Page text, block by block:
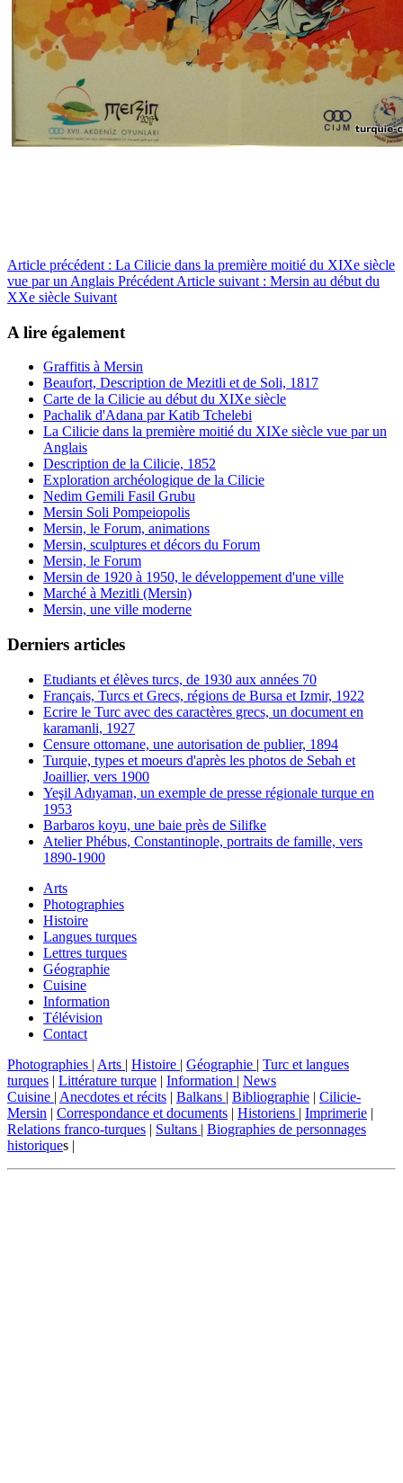
Article précédent : La Cilicie dans la première moitié du XIXe siècle
vue par un Anglais Précédent Article suivant : Mersin au début du
XXe siècle Suivant
A lire également
Graffitis à Mersin
Beaufort, Description de Mezitli et de Soli, 1817
Carte de la Cilicie au début du XIXe siècle
Pachalik d'Adana par Katib Tchelebi
La Cilicie dans la première moitié du XIXe siècle vue par un
Anglais
Description de la Cilicie, 1852
Exploration archéologique de la Cilicie
Nedim Gemili Fasil Grubu
Mersin Soli Pompeiopolis
Mersin, le Forum, animations
Mersin, sculptures et décors du Forum
Mersin, le Forum
Mersin de 1920 à 1950, le développement d'une ville
Marché à Mezitli (Mersin)
Mersin, une ville moderne
Derniers articles
Etudiants et élèves turcs, de 1930 aux années 70
Français, Turcs et Grecs, régions de Bursa et Izmir, 1922
Ecrire le Turc avec des caractères grecs, un document en
karamanli, 1927
Censure ottomane, une autorisation de publier, 1894
Turquie, types et moeurs d'après les photos de Sebah et
Joaillier, vers 1900
Yeşil Adıyaman, un exemple de presse régionale turque en
1953
Barbaros koyu, une baie près de Silifke
Atelier Phébus, Constantinople, portraits de famille, vers
1890-1900
Arts
Photographies
Histoire
Langues turques
Lettres turques
Géographie
Cuisine
Information
Télévision
Contact
Photographies | Arts | Histoire | Géographie | Turc et langues
turques | Littérature turque | Information | News
Cuisine | Anecdotes et récits | Balkans | Bibliographie | Cilicie-
Mersin | Correspondance et documents | Historiens | Imprimerie |
Relations franco-turques | Sultans | Biographies de personnages
historiques |